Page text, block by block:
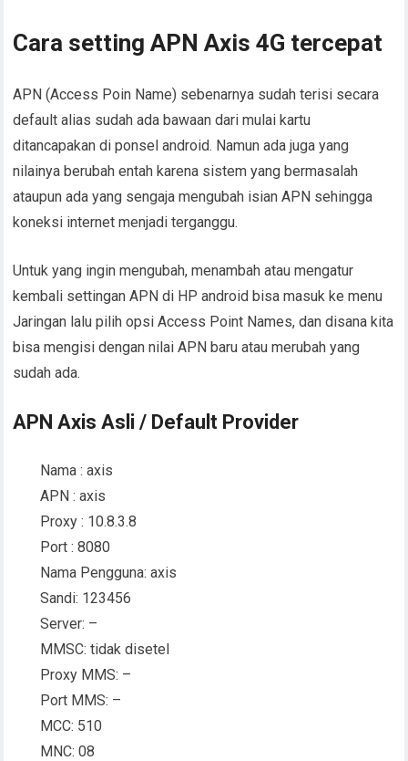
Cara setting APN Axis 4G tercepat
APN (Access Poin Name) sebenarnya sudah terisi secara
default alias sudah ada bawaan dari mulai kartu
ditancapakan di ponsel android. Namun ada juga yang
nilainya berubah entah karena sistem yang bermasalah
ataupun ada yang sengaja mengubah isian APN sehingga
koneksi internet menjadi terganggu.
Untuk yang ingin mengubah, menambah atau mengatur
kembali settingan APN di HP android bisa masuk ke menu
Jaringan lalu pilih opsi Access Point Names, dan disana kita
bisa mengisi dengan nilai APN baru atau merubah yang
sudah ada.
APN Axis Asli / Default Provider
Nama : axis
APN : axis
Proxy : 10.8.3.8
Port : 8080
Nama Pengguna: axis
Sandi: 123456
Server: –
MMSC: tidak disetel
Proxy MMS: –
Port MMS: –
MCC: 510
MNC: 08